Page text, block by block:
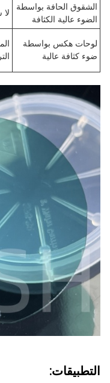
الشقوق الحافة بواسطة
الضوء عالية الكثافة
لوحات هكس بواسطة
ضوء كثافة عالية
التطبيقات: